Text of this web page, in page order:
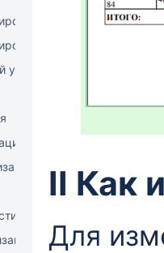
акта расценки для
документов
убыли
по зонам и комиссиям
II Как
Для